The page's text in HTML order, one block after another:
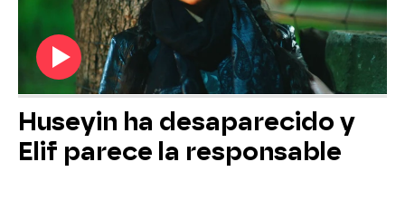
Huseyin ha desaparecido y
Elif parece la responsable